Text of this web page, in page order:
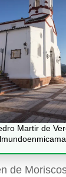
Martir de
de